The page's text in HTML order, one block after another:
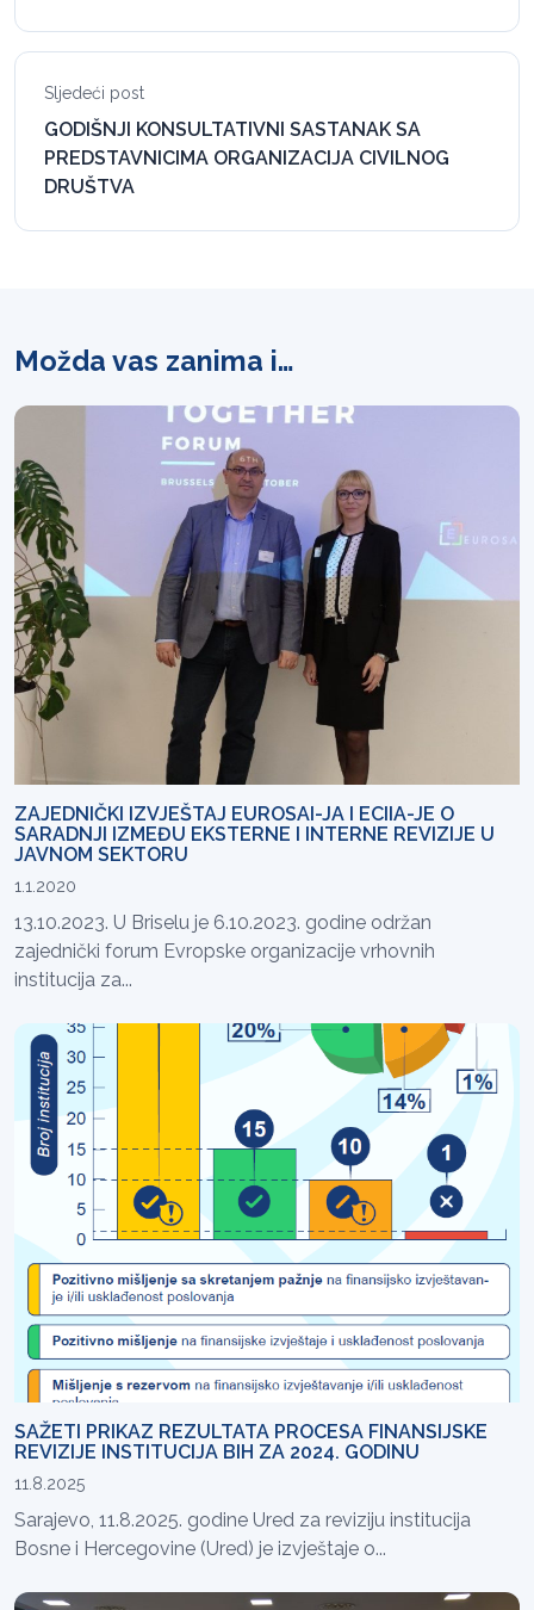
Sljedeći post
GODIŠNJI KONSULTATIVNI SASTANAK SA
PREDSTAVNICIMA ORGANIZACIJA CIVILNOG
DRUŠTVA
Možda vas zanima i…
ZAJEDNIČKI IZVJEŠTAJ EUROSAI-JA I ECIIA-JE O
SARADNJI IZMEĐU EKSTERNE I INTERNE REVIZIJE U
JAVNOM SEKTORU
1.1.2020
13.10.2023. U Briselu je 6.10.2023. godine održan
zajednički forum Evropske organizacije vrhovnih
institucija za...
SAŽETI PRIKAZ REZULTATA PROCESA FINANSIJSKE
REVIZIJE INSTITUCIJA BIH ZA 2024. GODINU
11.8.2025
Sarajevo, 11.8.2025. godine Ured za reviziju institucija
Bosne i Hercegovine (Ured) je izvještaje o...